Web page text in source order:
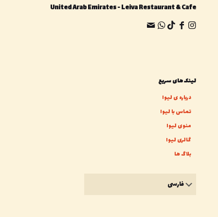
United Arab Emirates - Leiva Restaurant & Cafe
لینک های سریع
درباره ی لیوا
تماس با لیوا
منوی لیوا
گالری لیوا
بلاگ ها